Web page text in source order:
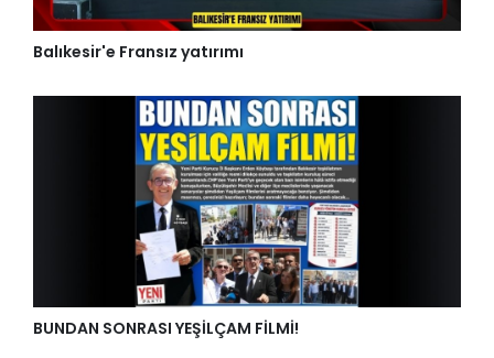
Balıkesir'e Fransız yatırımı
BUNDAN SONRASI YEŞİLÇAM FİLMİ!